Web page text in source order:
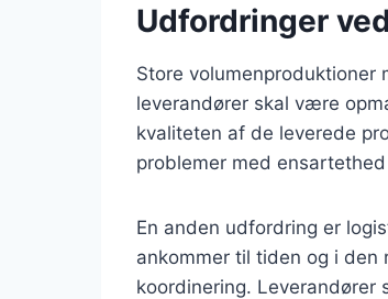
Udfordringer
Store
leverandører skal være
kvaliteten af de leverede
problemer med
En anden udfordring er
ankommer til tiden og i
koordinering.